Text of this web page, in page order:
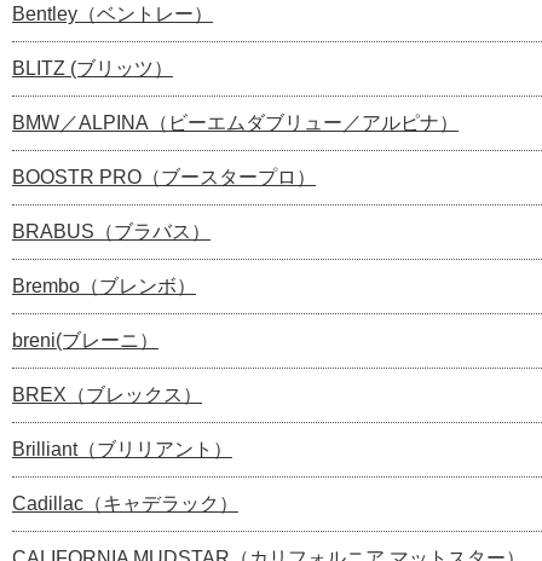
Bentley（ベントレー）
BLITZ (ブリッツ）
BMW／ALPINA（ビーエムダブリュー／アルピナ）
BOOSTR PRO（ブースタープロ）
BRABUS（ブラバス）
Brembo（ブレンボ）
breni(ブレーニ）
BREX（ブレックス）
Brilliant（ブリリアント）
Cadillac（キャデラック）